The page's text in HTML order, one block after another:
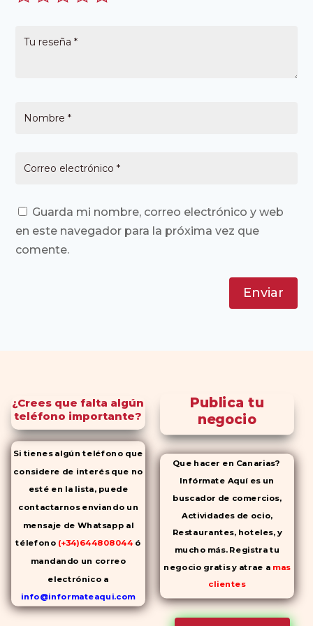
Guarda mi nombre, correo electrónico y web
en este navegador para la próxima vez que
comente.
Enviar
¿Crees que falta algún
teléfono importante?
Si tienes algún teléfono que
considere de interés que no
esté en la lista, puede
contactarnos enviando un
mensaje de Whatsapp al
télefono (+34)644808044 ó
mandando un correo
electrónico a
info@informateaqui.com
Mientras que antes la
Publica tu
negocio
Que hacer en Canarias?
Infórmate Aquí es un
buscador de comercios,
Actividades de ocio,
Restaurantes, hoteles, y
mucho más. Registra tu
negocio gratis y atrae a mas
clientes